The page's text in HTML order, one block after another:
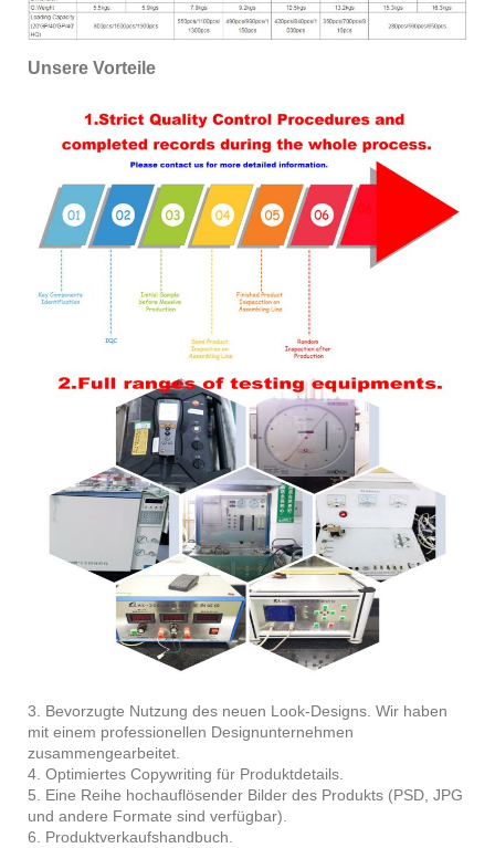
Unsere Vorteile
3. Bevorzugte Nutzung des neuen Look-Designs. Wir haben
mit einem professionellen Designunternehmen
zusammengearbeitet.
4. Optimiertes Copywriting für Produktdetails.
5. Eine Reihe hochauflösender Bilder des Produkts (PSD, JPG
und andere Formate sind verfügbar).
6. Produktverkaufshandbuch.